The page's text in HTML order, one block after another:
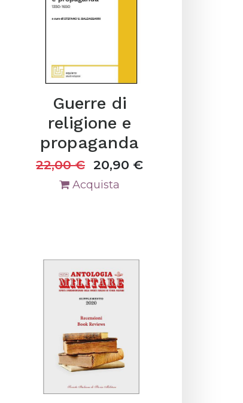
Guerre di
religione e
propaganda
22,00€ 20,90 €
Acquista